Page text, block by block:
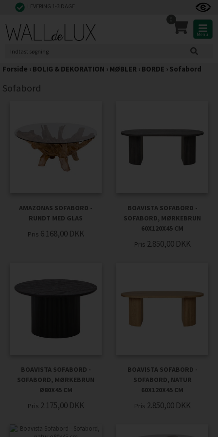
LEVERING 1-3 DAGE
0
Menu
Forside › BOLIG & DEKORATION › MØBLER › BORDE › Sofabord
Sofabord
AMAZONAS SOFABORD -
RUNDT MED GLAS
Pris 6.168,00 DKK
BOAVISTA SOFABORD -
SOFABORD, MØRKEBRUN
60X120X45 CM
Pris 2.850,00 DKK
BOAVISTA SOFABORD -
SOFABORD, MØRKEBRUN
Ø80X45 CM
Pris 2.175,00 DKK
BOAVISTA SOFABORD -
SOFABORD, NATUR
60X120X45 CM
Pris 2.850,00 DKK